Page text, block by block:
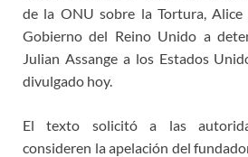
de la ONU sobre la Tortura,
Gobierno del Reino Unido a
Julian Assange a los Estados
divulgado hoy.
El texto solicitó a las
consideren la apelación del